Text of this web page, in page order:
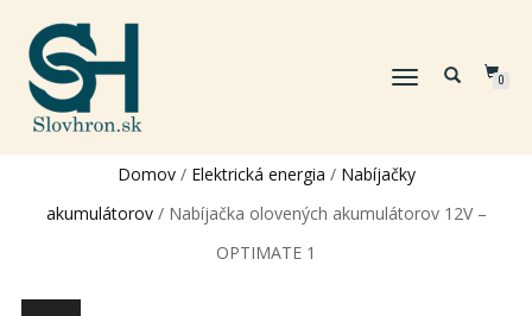
TOGGLE
0
Domov/ Elektrická energia / Nabíjačky
akumulátorov/ Nabíjačka olovených akumulátorov 12V –
OPTIMATE 1